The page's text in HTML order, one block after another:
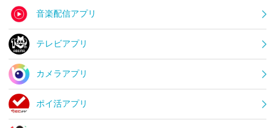
音楽配信アプリ
テレビアプリ
カメラアプリ
ポイ活アプリ